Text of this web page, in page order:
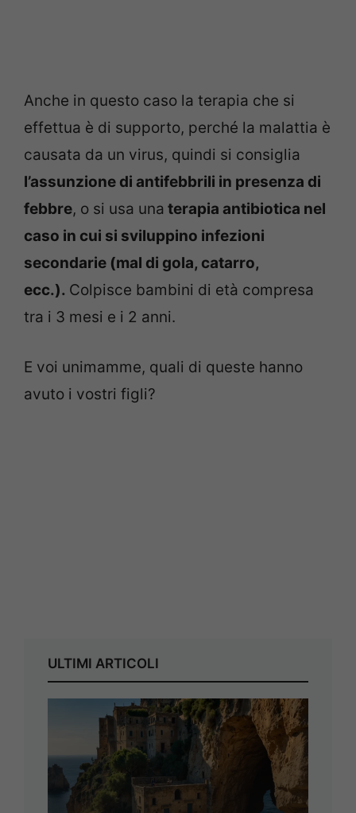
Anche in questo caso la terapia che si
effettua è di supporto, perché la malattia è
causata da un virus, quindi si consiglia
l’assunzione di antifebbrili in presenza di
febbre, o si usa una terapia antibiotica nel
caso in cui si sviluppino infezioni
secondarie (mal di gola, catarro,
ecc.). Colpisce bambini di età compresa
tra i 3 mesi e i 2 anni.
E voi unimamme, quali di queste hanno
avuto i vostri figli?
ULTIMI ARTICOLI